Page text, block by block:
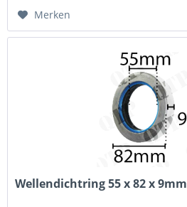
Merken
Wellendichtring 55 x 82 x 9mm